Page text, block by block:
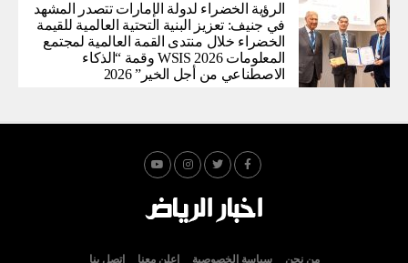
الرؤية الخضراء لدولة الإمارات تتصدر المشهد
في جنيف: تعزيز البنية التحتية العالمية للقيمة
الخضراء خلال منتدى القمة العالمية لمجتمع
المعلومات WSIS 2026 وقمة “الذكاء
الاصطناعي من أجل الخير” 2026
من نحن سياسة الخصوصية اعلن معنا اتصل بنا